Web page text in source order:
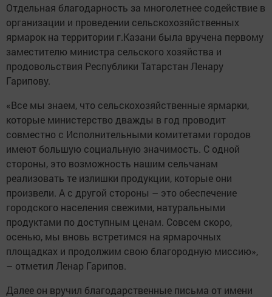
Отдельная благодарность за многолетнее содействие в
организации и проведении сельскохозяйственных
ярмарок на территории г.Казани была вручена первому
заместителю министра сельского хозяйства и
продовольствия Республики Татарстан Ленару
Гарипову.
«Все мы знаем, что сельскохозяйственные ярмарки,
которые министерство дважды в год проводит
совместно с Исполнительными комитетами городов
имеют большую социальную значимость. С одной
стороны, это возможность нашим сельчанам
реализовать те излишки продукции, которые они
произвели. А с другой стороны – это обеспечение
городского населения свежими, натуральными
продуктами по доступным ценам. Совсем скоро,
осенью, мы вновь встретимся на ярмарочных
площадках и продолжим свою благородную миссию»,
– отметил Ленар Гарипов.
Далее он вручил благодарственные письма от имени